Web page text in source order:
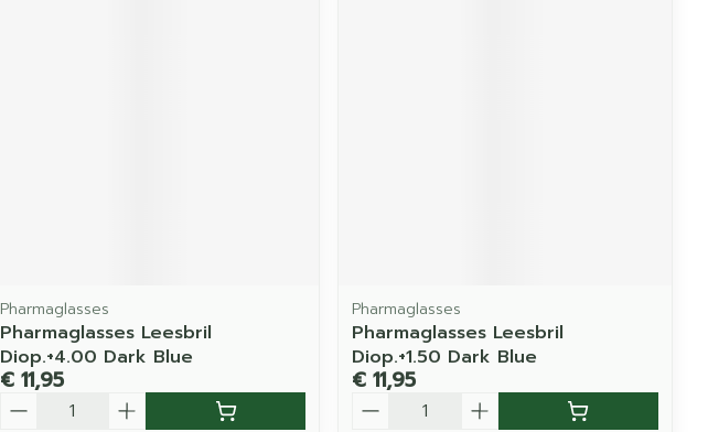
Pharmaglasses
Pharmaglasses Leesbril
Diop.+4.00 Dark Blue
€ 11,95
Pharmaglasses
Pharmaglasses Leesbril
Diop.+1.50 Dark Blue
€ 11,95